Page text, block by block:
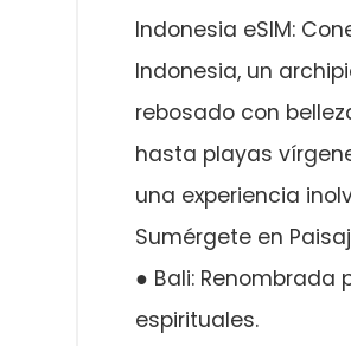
Indonesia eSIM:
Indonesia, un
rebosado con
hasta playas
una experiencia
Sumérgete en
● Bali:
espirituales.